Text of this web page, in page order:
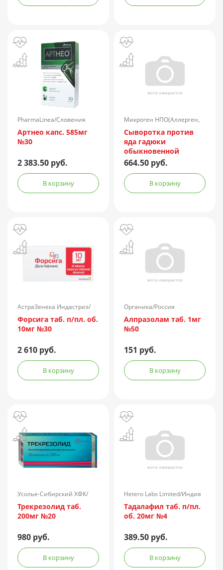
PharmaLinea/Словения
Артнео капс. 585мг
№30
2 383.50 руб.
В корзину
Микроген НПО(Аллерген,
г.Ставрополь)/Россия
Сыворотка против
яда гадюки
обыкновенной
лошадиная
очищенная
концентрированная
жидкая амп.(р-р д/
664.50 руб.
В корзину
АстраЗенека Индастриз/
Россия
Форсига таб. п/пл. об.
10мг №30
2 610 руб.
В корзину
Органика/Россия
Алпразолам таб. 1мг
№50
151 руб.
В корзину
Усолье-Сибирский ХФК/
Россия
Трекрезолид таб.
200мг №20
980 руб.
В корзину
Hetero Labs Limited/Индия
Тадалафил таб. п/пл.
об. 20мг №4
389.50 руб.
В корзину